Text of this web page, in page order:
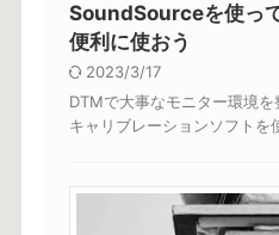
SoundSourceを使っ
便利に使おう
2023/3/17
DTMで大事なモニター環境
キャリブレーションソフトを